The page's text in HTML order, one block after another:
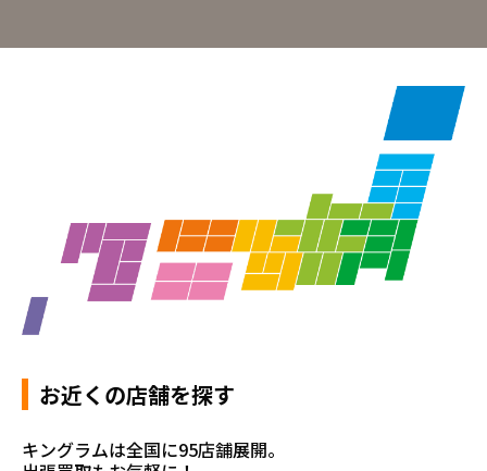
お近くの店舗を探す
キングラムは全国に95店舗展開。